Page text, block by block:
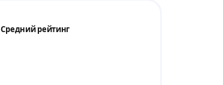
Cредний рейтинг